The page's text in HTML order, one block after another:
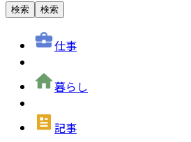
検索 検索
仕事
暮らし
記事